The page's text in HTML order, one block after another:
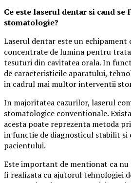
Ce este laserul dentar si cand se
stomatologie?
Laserul dentar este un echipament
concentrate de lumina pentru
tesuturi din cavitatea orala. In
de caracteristicile aparatului,
in cadrul mai multor interventii
In majoritatea cazurilor, laserul
stomatologice conventionale.
acesta poate reprezenta metoda
in functie de diagnosticul stabilit
pacientului.
Este important de mentionat ca
fi realizata cu ajutorul tehnologiei